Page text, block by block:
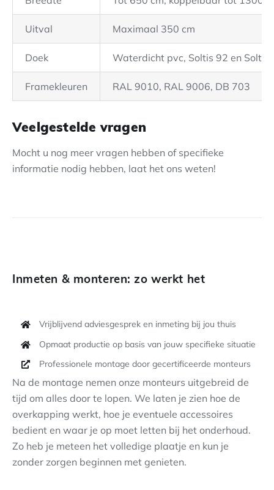
Uitval Maximaal 350 cm
Doek Waterdicht pvc, Soltis 92 en Soltis
Framekleuren RAL 9010, RAL 9006, DB 703
Veelgestelde vragen
Mocht u nog meer vragen hebben of specifieke
informatie nodig hebben, laat het ons weten!
Inmeten & monteren: zo werkt het
Vrijblijvend adviesgesprek en inmeting bij jou thuis
Opmaat productie op basis van jouw specifieke situatie
Professionele montage door gecertificeerde monteurs
Na de montage nemen onze monteurs uitgebreid de
tijd om alles door te lopen. We laten je zien hoe de
overkapping werkt, hoe je eventuele accessoires
bedient en waar je op moet letten bij het onderhoud.
Zo heb je meteen het volledige plaatje en kun je
zonder zorgen beginnen met genieten.